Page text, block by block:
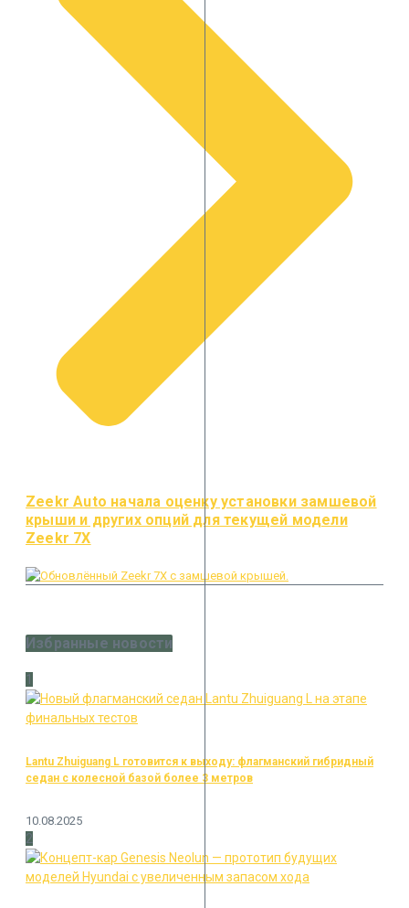
Zeekr Auto начала оценку установки замшевой
крыши и других опций для текущей модели
Zeekr 7X
Избранные новости
1
Lantu Zhuiguang L готовится к выходу: флагманский гибридный
седан с колесной базой более 3 метров
10.08.2025
2